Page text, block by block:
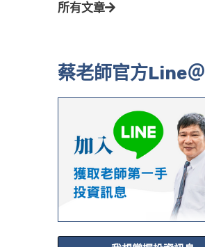
所有文章
蔡老師官方Line＠